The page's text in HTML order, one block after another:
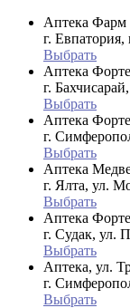
Аптека
г.
Выбрать
Аптека
г.
Выбрать
Аптека
г.
Выбрать
Аптека
г. Ялта, ул.
Выбрать
Аптека
г. Судак, ул.
Выбрать
Аптека, ул.
г.
Выбрать